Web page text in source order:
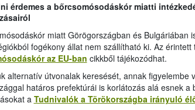
érdemes a bőrcsomósodáskór miatti
miatt Görögországban és Bulgáriában
fogékony állat nem szállítható ki. Az érintett
az EU-ban cikkből tájékozódhat.
alternatív útvonalak keresését, annak figyelembe
határos prefektúrái is korlátozás alá esnek
aTudnivalók a Törökországba irányuló